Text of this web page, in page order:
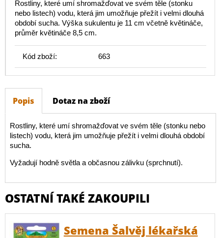
Rostliny, které umí shromažďovat ve svém těle (stonku
nebo listech) vodu, která jim umožňuje přežít i velmi dlouhá
období sucha. Výška sukulentu je 11 cm včetně květináče,
průměr květináče 8,5 cm.
Kód zboží: 663
Popis Dotaz na zboží
Rostliny, které umí shromažďovat ve svém těle (stonku nebo
listech) vodu, která jim umožňuje přežít i velmi dlouhá období
sucha.
Vyžadují hodně světla a občasnou zálivku (sprchnutí).
OSTATNÍ TAKÉ ZAKOUPILI
Semena Šalvěj lékařská